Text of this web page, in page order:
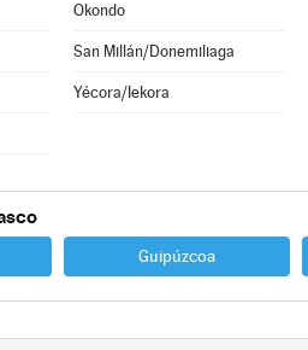
Okondo
San Millán/Donemiliaga
Yécora/Iekora
Guipúzcoa